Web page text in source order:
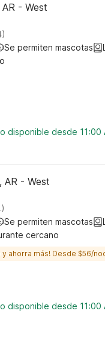
- West
Se permiten mascotas
disponible desde 11:00
AR - West
Se permiten mascotas
cercano
ahorra más! Desde $56/
disponible desde 11:00